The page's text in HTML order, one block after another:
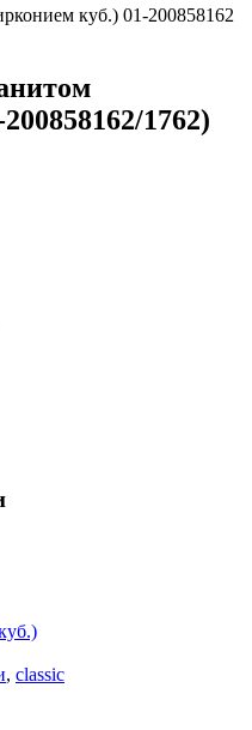
1762)
, classic